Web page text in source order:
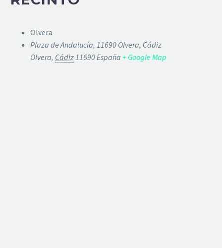
Olvera
Plaza de Andalucía, 11690 Olvera, Cádiz
Olvera, Cádiz11690España + Google Map